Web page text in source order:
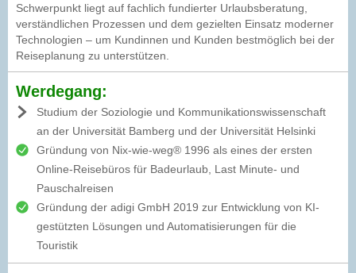
Schwerpunkt liegt auf fachlich fundierter Urlaubsberatung,
verständlichen Prozessen und dem gezielten Einsatz moderner
Technologien – um Kundinnen und Kunden bestmöglich bei der
Reiseplanung zu unterstützen.
Werdegang:
Studium der Soziologie und Kommunikationswissenschaft
an der Universität Bamberg und der Universität Helsinki
Gründung von Nix-wie-weg® 1996 als eines der ersten
Online-Reisebüros für Badeurlaub, Last Minute- und
Pauschalreisen
Gründung der adigi GmbH 2019 zur Entwicklung von KI-
gestützten Lösungen und Automatisierungen für die
Touristik